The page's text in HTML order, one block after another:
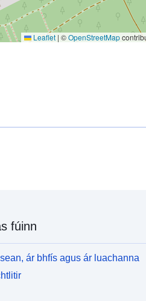
Leaflet | ©OpenStreetMap
fúinn
ár bhfís agus ár luachanna